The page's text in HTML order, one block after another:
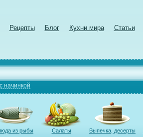
Рецепты Блог Кухни мира Статьи
начинкой
из рыбы Салаты Выпечка, десерты